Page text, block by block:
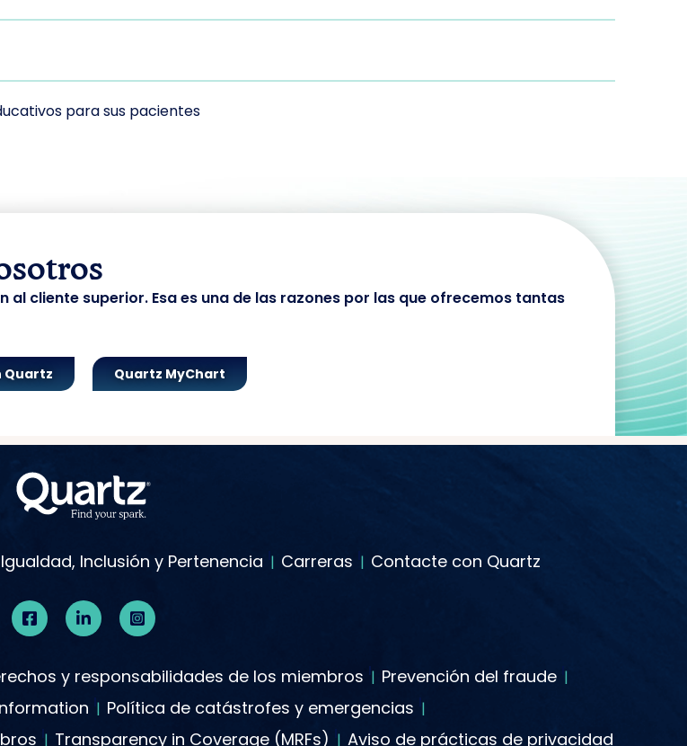
para sus pacientes
cliente superior. Esa es una de las razones por las que ofrecemos tantas
Quartz Quartz MyChart
Inclusión y Pertenencia Carreras Contacte con Quartz
y responsabilidades de los miembros
Prevención del fraude
Política de catástrofes y emergencias
Transparency in Coverage (MRFs) Aviso de prácticas de privacidad